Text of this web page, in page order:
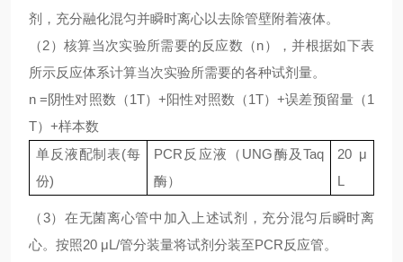
剂，充分融化混匀并瞬时离心以去除管壁附着液体。
（2）核算当次实验所需要的反应数（n），并根据如下表
所示反应体系计算当次实验所需要的各种试剂量。
n =阴性对照数（1T）+阳性对照数（1T）+误差预留量（1
T）+样本数
单反液配制表(每
份)
PCR反应液（UNG酶及Taq
酶）
20 μ
L
（3）在无菌离心管中加入上述试剂，充分混匀后瞬时离
心。按照20 μL/管分装量将试剂分装至PCR反应管。